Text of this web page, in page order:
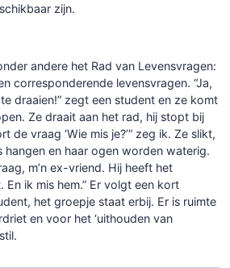
zijn.
andere het Rad van Levensvragen:
corresponderende levensvragen. “Ja,
draaien!” zegt een student en ze komt
Ze draait aan het rad, hij stopt bij
de vraag ‘Wie mis je?’” zeg ik. Ze slikt,
hangen en haar ogen worden waterig.
m’n ex-vriend. Hij heeft het
En ik mis hem.” Er volgt een kort
het groepje staat erbij. Er is ruimte
en voor het ‘uithouden van